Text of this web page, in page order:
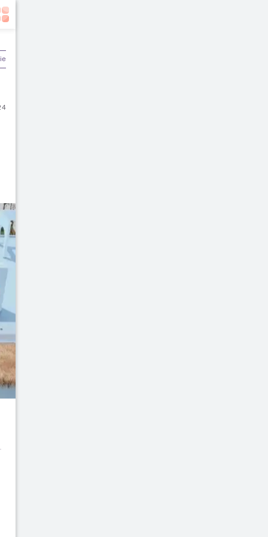
& Keuangan